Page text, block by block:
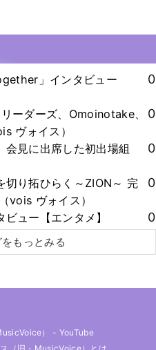
」インタビュー
0
ーダーズ、Omoinotake、
ヴォイス）
0
会見に出席した初出場組
0
切り拓ひらく～ZION～ 完
vois ヴォイス）
0
ビュー【エンタメ】 0
もっとみる
） - YouTube